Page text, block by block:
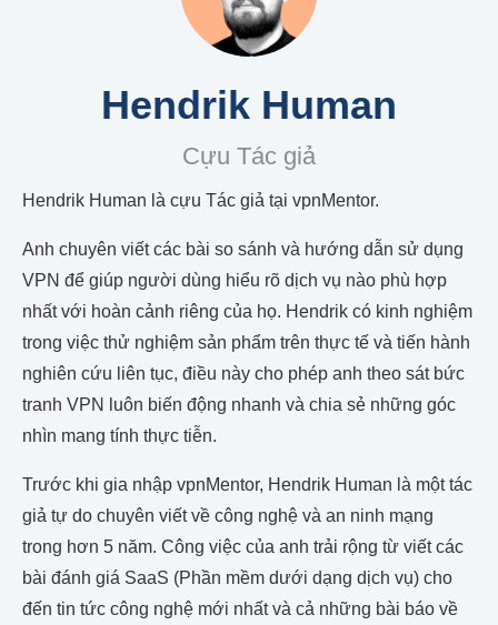
Hendrik Human
Cựu Tác giả
Hendrik Human là cựu Tác giả tại vpnMentor.
Anh chuyên viết các bài so sánh và hướng dẫn sử dụng
VPN để giúp người dùng hiểu rõ dịch vụ nào phù hợp
nhất với hoàn cảnh riêng của họ. Hendrik có kinh nghiệm
trong việc thử nghiệm sản phẩm trên thực tế và tiến hành
nghiên cứu liên tục, điều này cho phép anh theo sát bức
tranh VPN luôn biến động nhanh và chia sẻ những góc
nhìn mang tính thực tiễn.
Trước khi gia nhập vpnMentor, Hendrik Human là một tác
giả tự do chuyên viết về công nghệ và an ninh mạng
trong hơn 5 năm. Công việc của anh trải rộng từ viết các
bài đánh giá SaaS (Phần mềm dưới dạng dịch vụ) cho
đến tin tức công nghệ mới nhất và cả những bài báo về